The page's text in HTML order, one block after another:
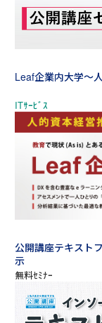
Leaf企業内大学～
公開講座テキスト
示